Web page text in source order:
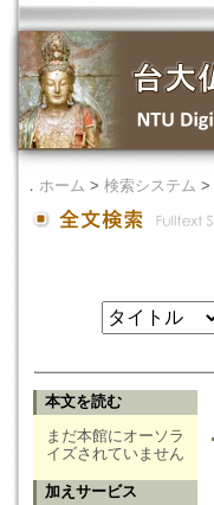
． ホーム > 検索システム >
本文を読む
まだ本館にオーソラ
イズされていません
加えサービス